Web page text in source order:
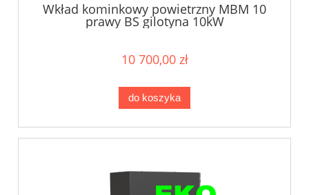
Wkład kominkowy powietrzny MBM 10
prawy BS gilotyna 10kW
10 700,00 zł
do koszyka